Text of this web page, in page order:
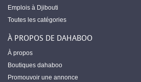
Emplois à Djibouti
Toutes les catégories
À PROPOS DE DAHABOO
À propos
Boutiques dahaboo
Promouvoir une annonce